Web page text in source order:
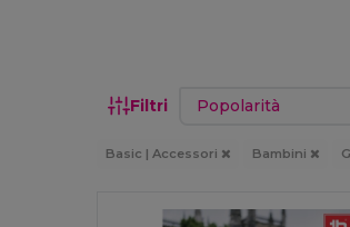
Filtri Ordina per
Basic | Accessori Bambini